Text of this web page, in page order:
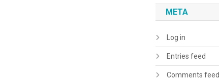
META
Log in
Entries feed
Comments feed